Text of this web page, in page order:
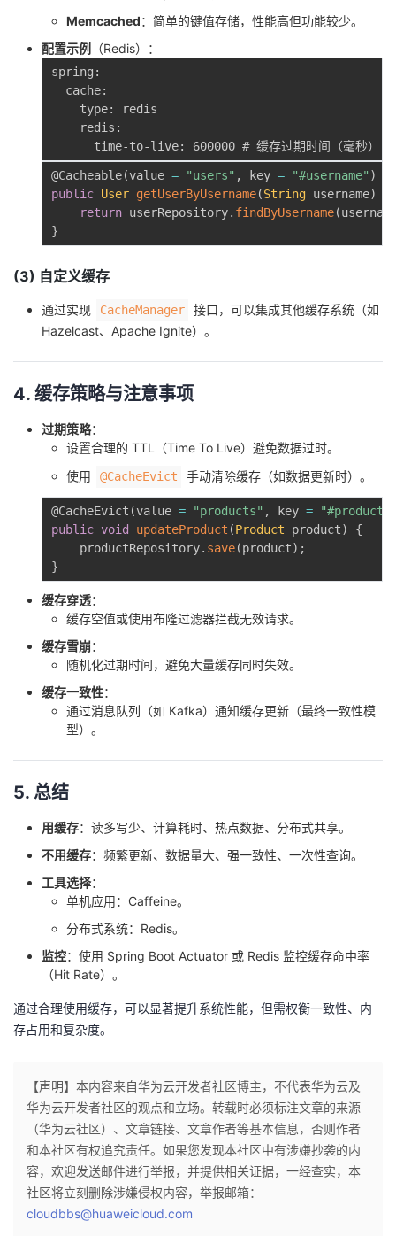
Memcached：简单的键值存储，性能高但功能较少。
配置示例
（Redis）：
spring:
  cache:
    type: redis
    redis:
@Cacheable(value = "users" , key = "#username" )
public User getUserByUsername(String username)
return userRepository. findByUsername(
}
(3) 自定义缓存
通过实现 CacheManager
接口，可以集成其他缓存系统（如
Hazelcast、Apache Ignite）。
4. 缓存策略与注意事项
过期策略：
设置合理的 TTL（Time To Live）避免数据过时。
使用
@CacheEvict 手动清除缓存（如数据更新时）。
@CacheEvict (value = "products" , key =
public void updateProduct (Product product)
{
    productRepository
. save(product) ;
}
缓存穿透：
缓存空值或使用布隆过滤器拦截无效请求。
缓存雪崩：
随机化过期时间，避免大量缓存同时失效。
缓存一致性：
通过消息队列（如 Kafka）通知缓存更新（最终一致性模
型）。
5. 总结
用缓存：读多写少、计算耗时、热点数据、分布式共享。
不用缓存：频繁更新、数据量大、强一致性、一次性查询。
工具选择：
单机应用：Caffeine。
分布式系统：Redis。
监控：使用 Spring Boot Actuator 或 Redis 监控缓存命中率
（Hit Rate）。
通过合理使用缓存，可以显著提升系统性能，但需权衡一致性、内
存占用和复杂度。
【声明】本内容来自华为云开发者社区博主，不代表华为云及
华为云开发者社区的观点和立场。转载时必须标注文章的来源
（华为云社区）、文章链接、文章作者等基本信息，否则作者
和本社区有权追究责任。如果您发现本社区中有涉嫌抄袭的内
容，欢迎发送邮件进行举报，并提供相关证据，一经查实，本
社区将立刻删除涉嫌侵权内容，举报邮箱：
cloudbbs@huaweicloud.com